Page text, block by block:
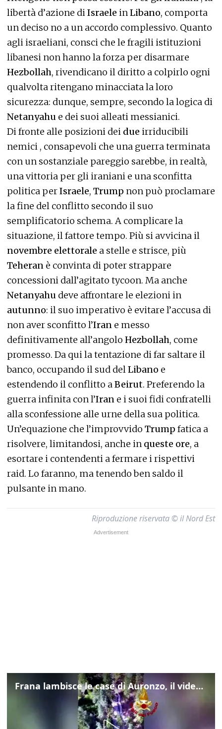
libertà d’azione diIsraele inLibano, comporta
un deciso no a un accordo complessivo. Quanto
agli israeliani, consci che le fragili istituzioni
libanesi non hanno la forza per disarmare
Hezbollah, rivendicano il diritto a colpirlo ogni
qualvolta ritengano minacciata la loro
sicurezza: dunque, sempre, secondo la logica di
Netanyahu e dei suoi alleati messianici.
Di fronte alle posizioni dei due irriducibili
nemici , consapevoli che una guerra terminata
con un sostanziale pareggio sarebbe, in realtà,
una vittoria per gli iraniani e una sconfitta
politica perIsraele, Trump non può proclamare
la fine del conflitto secondo il suo
semplificatorio schema. A complicare la
situazione, il fattore tempo. Più si avvicina il
novembre elettorale a stelle e strisce, più
Teheran è convinta di poter strappare
concessioni dall’agitato tycoon. Ma anche
Netanyahu deve affrontare le elezioni in
autunno: il suo imperativo è evitare l’accusa di
non aver sconfitto l’Iran e messo
definitivamente all’angolo Hezbollah, come
promesso. Da qui la tentazione di far saltare il
banco, occupando il sud delLibano e
estendendo il conflitto aBeirut. Preferendo la
guerra infinita con l’Iran e i suoi fidi confratelli
alla sconfessione alle urne della sua politica.
Un’equazione che l’improvvido Trump fatica a
risolvere, limitandosi, anche in queste ore, a
esortare i contendenti a fermare i rispettivi
raid. Lo faranno, ma tenendo ben saldo il
pulsante in mano.
Riproduzione riservata © il Nord Est
Frana lambisce le case di Auronzo, il video dall'elicottero dei vigili del fuoco